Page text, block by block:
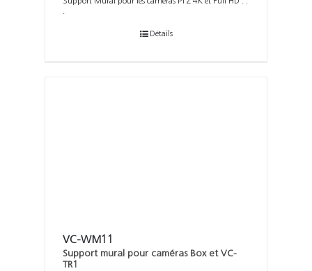
.
Détails
VC-WM11
Support mural pour caméras Box et VC-
TR1